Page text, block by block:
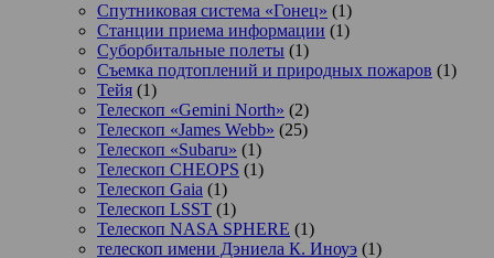
Спутниковая система «Гонец» (1)
Станции приема информации (1)
Суборбитальные полеты (1)
Съемка подтоплений и природных пожаров (1)
Тейя (1)
Телескоп «Gemini North» (2)
Телескоп «James Webb» (25)
Телескоп «Subaru» (1)
Телескоп CHEOPS (1)
Телескоп Gaia (1)
Телескоп LSST (1)
Телескоп NASA SPHERE (1)
телескоп имени Дэниела К. Иноуэ (1)